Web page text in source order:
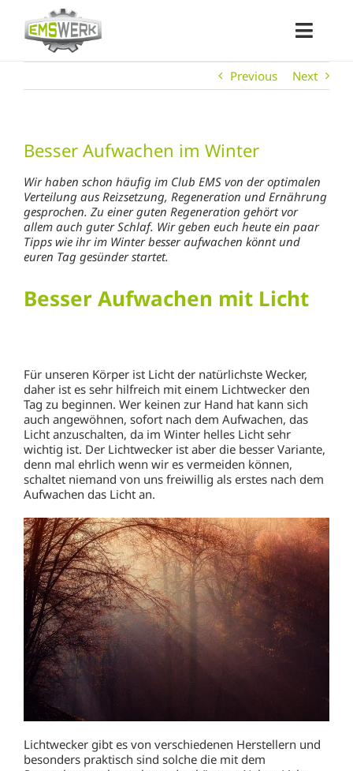
content
DAS EMS-WERK
KUNDENSTIMMEN
Jobs
Previous Next
Besser Aufwachen im Winter
Wir haben schon häufig im Club EMS von der optimalen
Verteilung aus Reizsetzung, Regeneration und Ernährung
gesprochen. Zu einer guten Regeneration gehört vor
allem auch guter Schlaf. Wir geben euch heute ein paar
Tipps wie ihr im Winter besser aufwachen könnt und
euren Tag gesünder startet.
Besser Aufwachen mit Licht
Für unseren Körper ist Licht der natürlichste Wecker,
daher ist es sehr hilfreich mit einem Lichtwecker den
Tag zu beginnen. Wer keinen zur Hand hat kann sich
auch angewöhnen, sofort nach dem Aufwachen, das
Licht anzuschalten, da im Winter helles Licht sehr
wichtig ist. Der Lichtwecker ist aber die besser Variante,
denn mal ehrlich wenn wir es vermeiden können,
schaltet niemand von uns freiwillig als erstes nach dem
Aufwachen das Licht an.
Lichtwecker gibt es von verschiedenen Herstellern und
besonders praktisch sind solche die mit dem